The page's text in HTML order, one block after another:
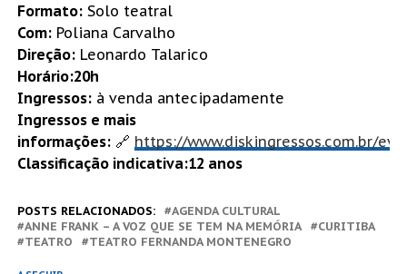
Formato:Solo teatral
Com:Poliana Carvalho
Direção:Leonardo Talarico
Horário:20h
Ingressos:à venda antecipadamente
Ingressos e mais
informações:🔗 https://www.diskingressos.com.br/
Classificação indicativa:12 anos
POSTS RELACIONADOS:
AGENDA CULTURAL
ANNE FRANK – A VOZ QUE SE TEM NA MEMÓRIA
CURITIBA
TEATRO
TEATRO FERNANDA MONTENEGRO